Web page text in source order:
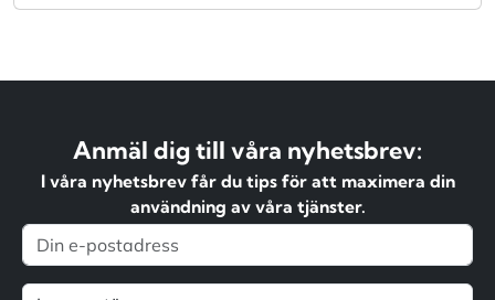
Anmäl dig till våra nyhetsbrev:
I våra nyhetsbrev får du tips för att maximera din
användning av våra tjänster.